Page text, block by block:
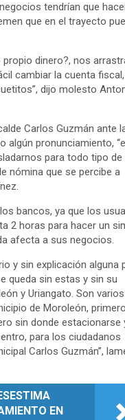
tendrían que
que en el trayecto
dinero?, nos
cambiar la cuenta fiscal,
dijo molesto
Carlos Guzmán ante
algún pronunciamiento,
para todo tipo de
nómina que se percibe a
bancos, ya que los
2 horas para hacer un
afecta a sus negocios.
y sin explicación alguna
queda sin estas y sin su
y Uriangato. Son varios
de Moroleón,
sin donde estacionarse
para los ciudadanos
Carlos Guzmán”,
EN